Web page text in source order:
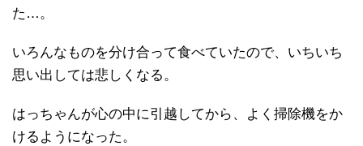
た…。
いろんなものを分け合って食べていたので、いちいち
思い出しては悲しくなる。
はっちゃんが心の中に引越してから、よく掃除機をか
けるようになった。